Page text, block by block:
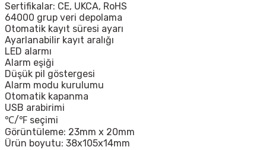
Sertifikalar: CE, UKCA, RoHS
64000 grup veri depolama
Otomatik kayıt süresi ayarı
Ayarlanabilir kayıt aralığı
LED alarmı
Alarm eşiği
Düşük pil göstergesi
Alarm modu kurulumu
Otomatik kapanma
USB arabirimi
℃/℉ seçimi
Görüntüleme: 23mm x 20mm
Ürün boyutu: 38x105x14mm